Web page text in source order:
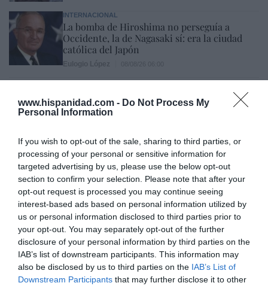
www.hispanidad.com - Do Not Process My
Personal Information
If you wish to opt-out of the sale, sharing to third parties, or
processing of your personal or sensitive information for
targeted advertising by us, please use the below opt-out
section to confirm your selection. Please note that after your
opt-out request is processed you may continue seeing
interest-based ads based on personal information utilized by
us or personal information disclosed to third parties prior to
your opt-out. You may separately opt-out of the further
disclosure of your personal information by third parties on the
IAB’s list of downstream participants. This information may
also be disclosed by us to third parties on the IAB’s List of
Downstream Participants that may further disclose it to other
INTERNACIONAL
La bomba de Hiroshima no perseguía a
Occidente, la de Nagasaki sí: era la ciudad
católica del Japón
Marcelo Gullo: “El trabajo de desmitificar la
desmontar la falsificación, es un trabajo
cristiano"
por Hispanidad
Artículos anteriores
DIARIO DE LA CORRUPCIÓN SANCHISTA
Diario de la corrupción sanchista. Hazte
Oír se manifiesta delante de La Mareta:
“Pedro Sánchez es un criminal”